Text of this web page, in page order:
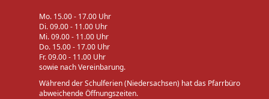
Mo. 15.00 - 17.00 Uhr
Di. 09.00 - 11.00 Uhr
Mi. 09.00 - 11.00 Uhr
Do. 15.00 - 17.00 Uhr
Fr. 09.00 - 11.00 Uhr
sowie nach Vereinbarung.
Während der Schulferien (Niedersachsen) hat das Pfarrbüro
abweichende Öffnungszeiten.